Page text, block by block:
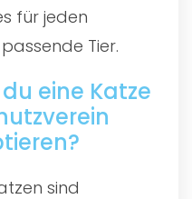
für jeden
Tier.
eine Katze
sind